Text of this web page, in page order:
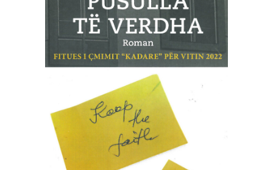
SHTOJE NË SHPORTË